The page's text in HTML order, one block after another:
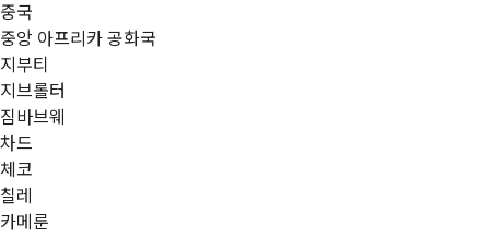
중국
중앙 아프리카 공화국
지부티
지브롤터
짐바브웨
차드
체코
칠레
카메룬